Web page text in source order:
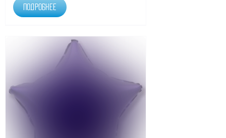
Подробнее